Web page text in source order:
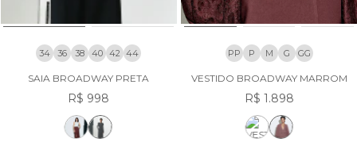
34 36 38 40 42 44
SAIA BROADWAY PRETA
R$ 998
PP P M G GG
VESTIDO BROADWAY MARROM
R$ 1.898